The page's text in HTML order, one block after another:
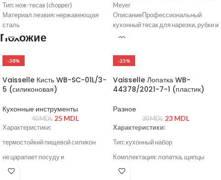
Тип: нож-тесак (chopper)
Материал лезвия: нержавеющая
сталь
Заточка: острая, долговечная
нескользящая
Комплектация: нож + подарочная
Назначение: мясо, овощи, зелень
Meyer
ОписаниеПрофессиональный
кухонный тесак для нарезки, рубки и
шинковки. Идеально подходит для
Похожие
-38%
Vaisselle Кисть WB-SC-01L/3-
5 (силиконовая)
Кухонные инструменты
40MDL 25 MDL
Характеристики:
термостойкий пищевой силикон
не царапает посуду и
антипригарные покрытия
-23%
Vaisselle Лопатка WB-
44378/2021-7-1 (пластик)
Разное
30MDL 23 MDL
Характеристики:
Тип: кухонный набор
Комплектация: лопатка, щипцы
Материал: пластик